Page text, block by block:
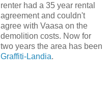
renter had a 35 year rental
agreement and couldn't
agree with Vaasa on the
demolition costs. Now for
two years the area has been
Graffiti-Landia.